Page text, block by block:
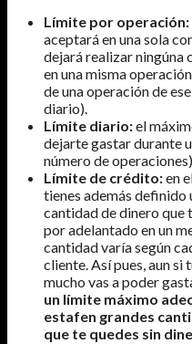
Límite por operación:
aceptará en una sola
dejará realizar ningúna
en una misma
de una operación de
diario).
Límite diario:el
dejarte gastar durante
número de
Límite de crédito:en
tienes además definido
cantidad de dinero que
por adelantado en un
cantidad varía según
cliente. Así pues, aun
mucho vas a poder
un límite máximo
estafen grandes
que te quedes sin